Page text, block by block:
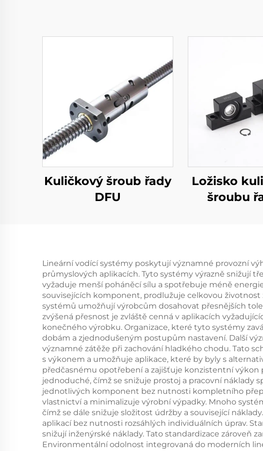
Kuličkový šroub řady
DFU
Ložisko
šroubu
Lineární vodící systémy poskytují významné provozní
průmyslových aplikacích. Tyto systémy výrazně snižují
vyžaduje menší poháněcí sílu a spotřebuje méně
souvisejících komponent, prodlužuje celkovou
systémů umožňují výrobcům dosahovat přesnějších
zvýšená přesnost je zvláště cenná v aplikacích
konečného výrobku. Organizace, které tyto systémy
dobám a zjednodušeným postupům nastavení. Další
významné zátěže při zachování hladkého chodu. Tato
s výkonem a umožňuje aplikace, které by byly s
předčasnému opotřebení a zajišťuje konzistentní
jednoduché, čímž se snižuje prostoj a pracovní
jednotlivých komponent bez nutnosti kompletního
vlastnictví a minimalizuje výrobní výpadky. Mnoho
čímž se dále snižuje složitost údržby a související
aplikací bez nutnosti rozsáhlých individuálních úprav.
snižují inženýrské náklady. Tato standardizace
Environmentální odolnost integrovaná do moderních